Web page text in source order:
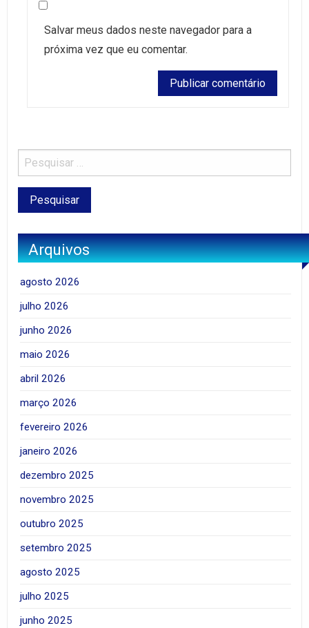
Salvar meus dados neste navegador para a
próxima vez que eu comentar.
Arquivos
agosto 2026
julho 2026
junho 2026
maio 2026
abril 2026
março 2026
fevereiro 2026
janeiro 2026
dezembro 2025
novembro 2025
outubro 2025
setembro 2025
agosto 2025
julho 2025
junho 2025